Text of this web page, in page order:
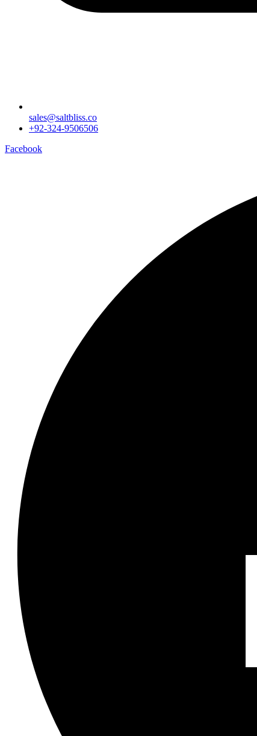
sales@saltbliss.co
+92-324-9506506
Facebook